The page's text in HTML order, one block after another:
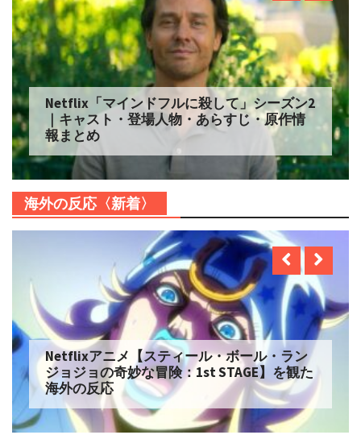
Netflix「自由研究には向かない殺人」シー
ズン2 配信へ｜キャスト・登場人物・あらす
じ・原作情報まとめ
海外の反応〈新着〉
Netflix実写【ONE PIECE】シーズン2 を観た
海外の反応